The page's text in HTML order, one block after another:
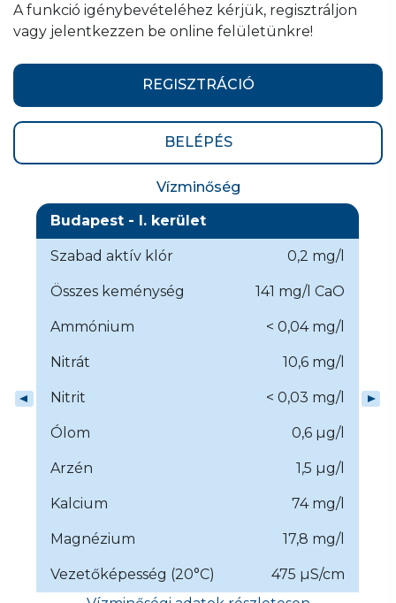
A funkció igénybevételéhez kérjük, regisztráljon
vagy jelentkezzen be online felületünkre!
REGISZTRÁCIÓ
BELÉPÉS
Vízminőség
Budapest - I. kerület
Szabad aktív klór 0,2 mg/l
Összes keménység 141 mg/l CaO
Ammónium < 0,04 mg/l
Nitrát 10,6 mg/l
Nitrit < 0,03 mg/l
Ólom 0,6 µg/l
Arzén 1,5 µg/l
Kalcium 74 mg/l
Magnézium 17,8 mg/l
Vezetőképesség (20°C)
475 µS/cm